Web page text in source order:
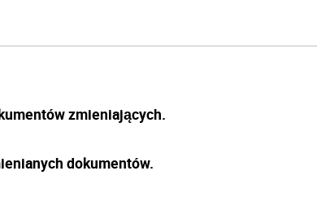
zmieniających.
dokumentów.